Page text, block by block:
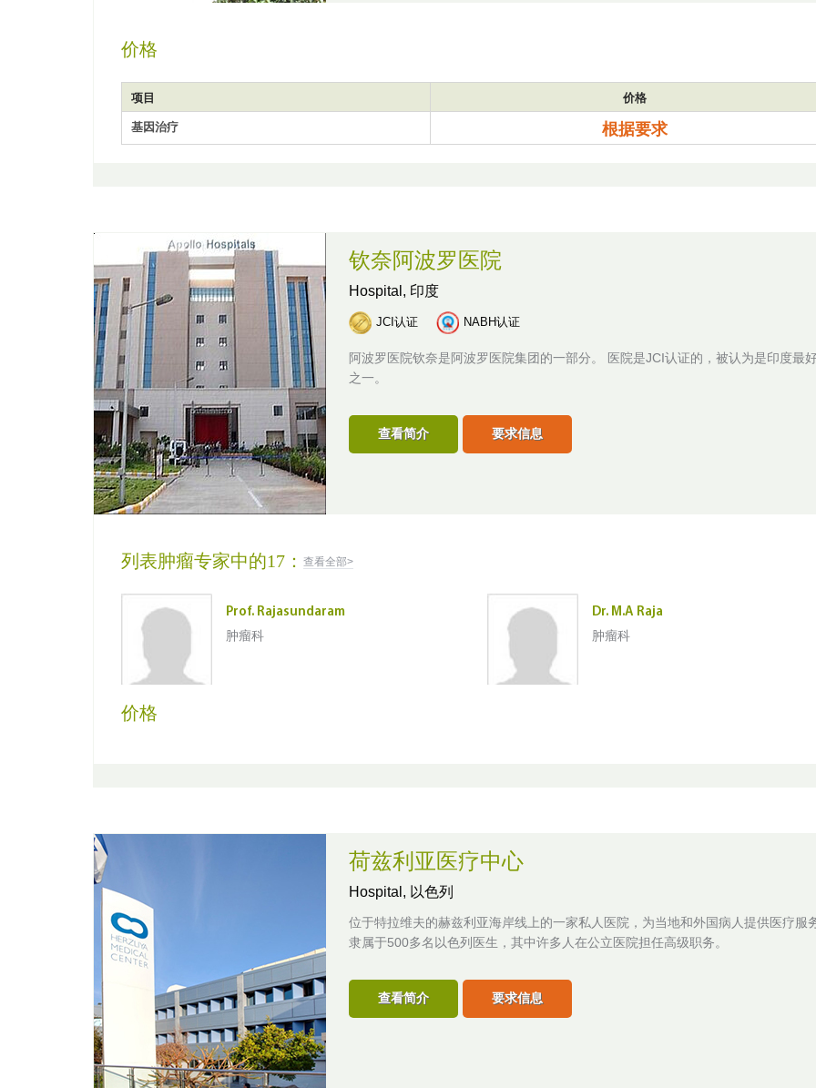
价格
项目 价格
基因治疗 根据要求
钦奈阿波罗医院
Hospital, 印度
JCI认证 NABH认证
阿波罗医院钦奈是阿波罗医院集团的一部分。 医院是JCI认证的，被认为是印度最
之一。
查看简介 要求信息
列表肿瘤专家中的17： 查看全部>
Prof. Rajasundaram
肿瘤科
Dr. M.A Raja
肿瘤科
价格
荷兹利亚医疗中心
Hospital, 以色列
位于特拉维夫的赫兹利亚海岸线上的一家私人医院，为当地和外国病人提供医疗服
隶属于500多名以色列医生，其中许多人在公立医院担任高级职务。
查看简介 要求信息